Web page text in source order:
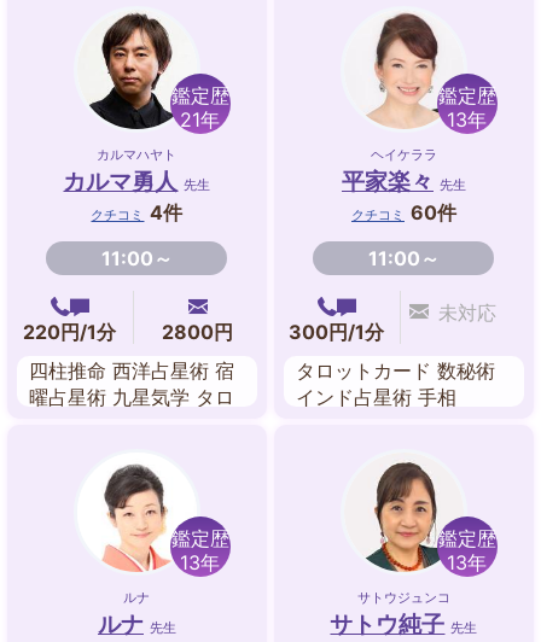
鑑定歴
21年
カルマハヤト
カルマ勇人 先生
クチコミ
4件
11:00～
220円/1分
2800円
四柱推命 西洋占星術 宿
曜占星術 九星気学 タロ
鑑定歴
13年
ヘイケララ
平家楽々 先生
クチコミ 60件
11:00～
300円/1分
未対応
タロットカード 数秘術
インド占星術 手相
鑑定歴
13年
ルナ
ルナ 先生
鑑定歴
13年
サトウジュンコ
サトウ純子 先生